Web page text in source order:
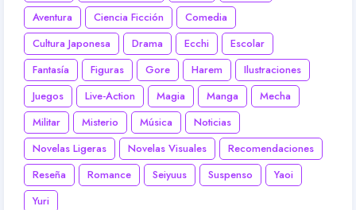
Aventura
Ciencia Ficción
Comedia
Cultura Japonesa
Drama Ecchi
Escolar
Fantasía
Figuras Gore Harem
Ilustraciones
Juegos
Live-Action Magia Manga
Mecha
Militar
Misterio Música
Noticias
Novelas Ligeras
Novelas Visuales
Recomendaciones
Reseña
Romance Seiyuus Suspenso
Yaoi
Yuri